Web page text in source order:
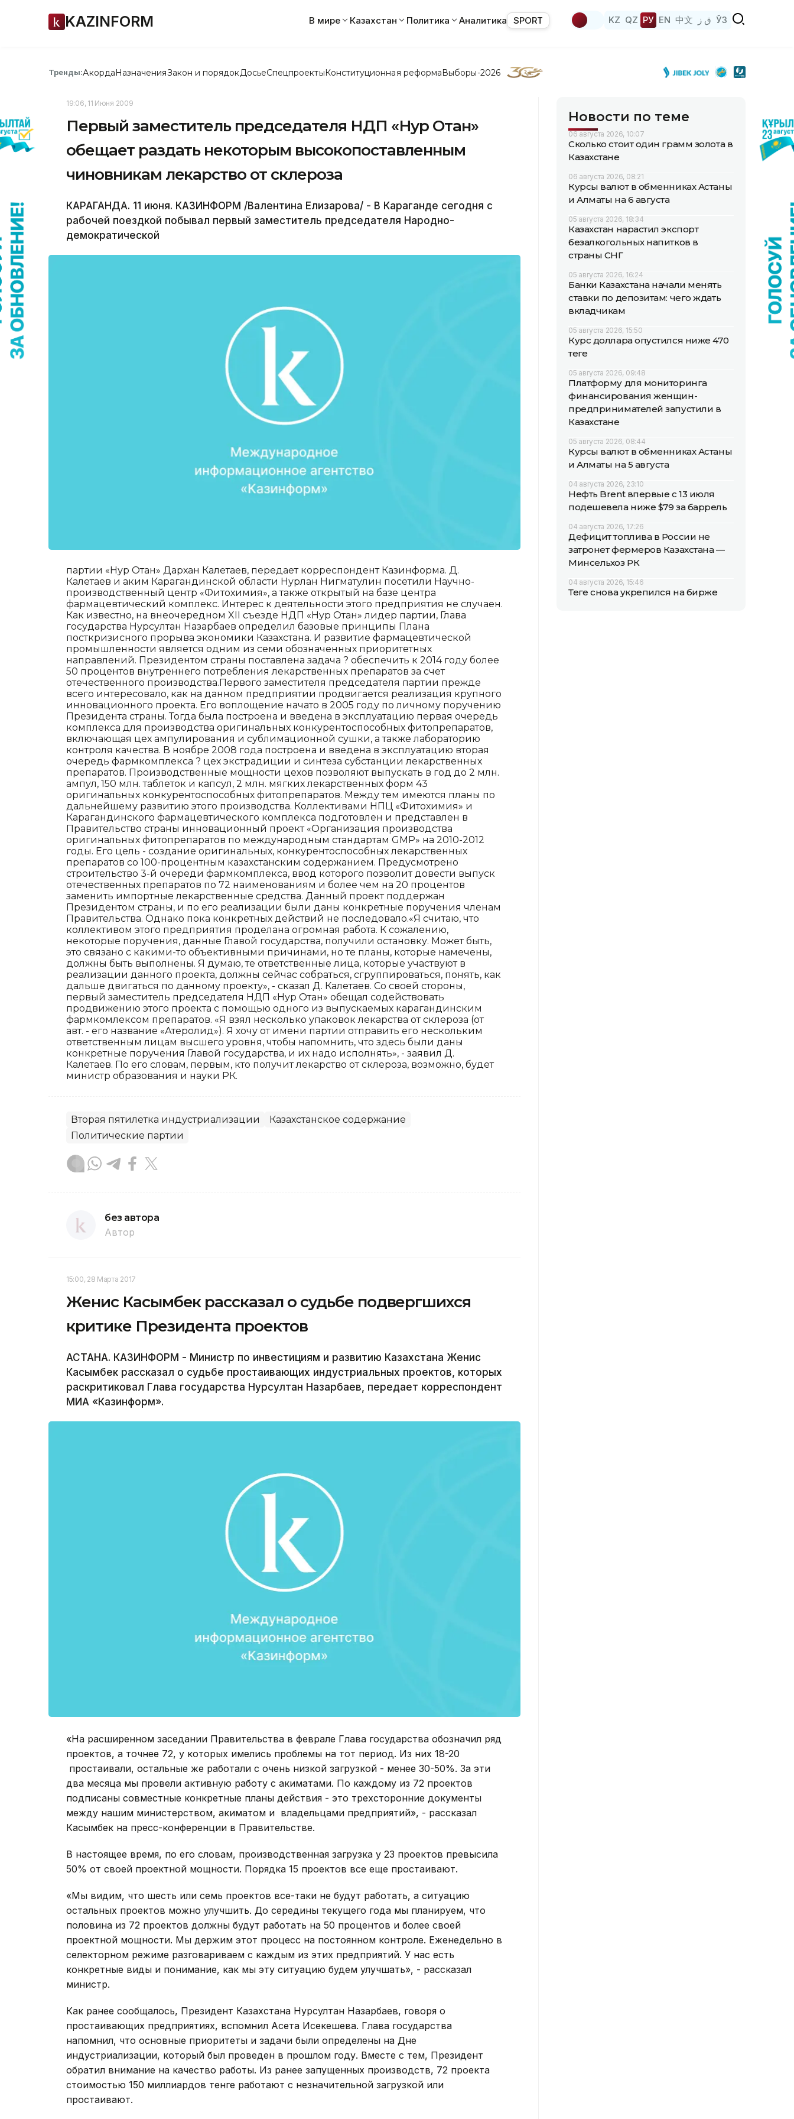
KAZINFORM В мире Казахстан Политика Аналитика SPORT KZ QZ РУ EN 中文 ق ز ЎЗ
Тренды:АкордаНазначенияЗакон и порядок ДосьеСпецпроектыКонституционная реформаВыборы-2026
19:06, 11 Июня 2009
Первый заместитель председателя НДП «Нур Отан»
обещает раздать некоторым высокопоставленным
чиновникам лекарство от склероза
КАРАГАНДА. 11 июня. КАЗИНФОРМ /Валентина Елизарова/ - В Караганде сегодня с
рабочей поездкой побывал первый заместитель председателя Народно-
демократической
партии «Нур Отан» Дархан Калетаев, передает корреспондент Казинформа. Д.
Калетаев и аким Карагандинской области Нурлан Нигматулин посетили Научно-
производственный центр «Фитохимия», а также открытый на базе центра
фармацевтический комплекс. Интерес к деятельности этого предприятия не случаен.
Как известно, на внеочередном XII съезде НДП «Нур Отан» лидер партии, Глава
государства Нурсултан Назарбаев определил базовые принципы Плана
посткризисного прорыва экономики Казахстана. И развитие фармацевтической
промышленности является одним из семи обозначенных приоритетных
направлений. Президентом страны поставлена задача ? обеспечить к 2014 году более
50 процентов внутреннего потребления лекарственных препаратов за счет
отечественного производства.Первого заместителя председателя партии прежде
всего интересовало, как на данном предприятии продвигается реализация крупного
инновационного проекта. Его воплощение начато в 2005 году по личному поручению
Президента страны. Тогда была построена и введена в эксплуатацию первая очередь
комплекса для производства оригинальных конкурентоспособных фитопрепаратов,
включающая цех ампулирования и сублимационной сушки, а также лабораторию
контроля качества. В ноябре 2008 года построена и введена в эксплуатацию вторая
очередь фармкомплекса ? цех экстрадиции и синтеза субстанции лекарственных
препаратов. Производственные мощности цехов позволяют выпускать в год до 2 млн.
ампул, 150 млн. таблеток и капсул, 2 млн. мягких лекарственных форм 43
оригинальных конкурентоспособных фитопрепаратов. Между тем имеются планы по
дальнейшему развитию этого производства. Коллективами НПЦ «Фитохимия» и
Карагандинского фармацевтического комплекса подготовлен и представлен в
Правительство страны инновационный проект «Организация производства
оригинальных фитопрепаратов по международным стандартам GMP» на 2010-2012
годы. Его цель - создание оригинальных, конкурентоспособных лекарственных
препаратов со 100-процентным казахстанским содержанием. Предусмотрено
строительство 3-й очереди фармкомплекса, ввод которого позволит довести выпуск
отечественных препаратов по 72 наименованиям и более чем на 20 процентов
заменить импортные лекарственные средства. Данный проект поддержан
Президентом страны, и по его реализации были даны конкретные поручения членам
Правительства. Однако пока конкретных действий не последовало.«Я считаю, что
коллективом этого предприятия проделана огромная работа. К сожалению,
некоторые поручения, данные Главой государства, получили остановку. Может быть,
это связано с какими-то объективными причинами, но те планы, которые намечены,
должны быть выполнены. Я думаю, те ответственные лица, которые участвуют в
реализации данного проекта, должны сейчас собраться, сгруппироваться, понять, как
дальше двигаться по данному проекту», - сказал Д. Калетаев. Со своей стороны,
первый заместитель председателя НДП «Нур Отан» обещал содействовать
продвижению этого проекта с помощью одного из выпускаемых карагандинским
фармкомлексом препаратов. «Я взял несколько упаковок лекарства от склероза (от
авт. - его название «Атеролид»). Я хочу от имени партии отправить его нескольким
ответственным лицам высшего уровня, чтобы напомнить, что здесь были даны
конкретные поручения Главой государства, и их надо исполнять», - заявил Д.
Калетаев. По его словам, первым, кто получит лекарство от склероза, возможно, будет
министр образования и науки РК.
Вторая пятилетка индустриализации
Казахстанское содержание
Политические партии
без автора
Автор
15:00, 28 Марта 2017
Женис Касымбек рассказал о судьбе подвергшихся
критике Президента проектов
АСТАНА. КАЗИНФОРМ - Министр по инвестициям и развитию Казахстана Женис
Касымбек рассказал о судьбе простаивающих индустриальных проектов, которых
раскритиковал Глава государства Нурсултан Назарбаев, передает корреспондент
МИА «Казинформ».
«На расширенном заседании Правительства в феврале Глава государства обозначил ряд
проектов, а точнее 72, у которых имелись проблемы на тот период. Из них 18-20
простаивали, остальные же работали с очень низкой загрузкой - менее 30-50%. За эти
два месяца мы провели активную работу с акиматами. По каждому из 72 проектов
подписаны совместные конкретные планы действия - это трехсторонние документы
между нашим министерством, акиматом и владельцами предприятий», - рассказал
Касымбек на пресс-конференции в Правительстве.
В настоящее время, по его словам, производственная загрузка у 23 проектов превысила
50% от своей проектной мощности. Порядка 15 проектов все еще простаивают.
«Мы видим, что шесть или семь проектов все-таки не будут работать, а ситуацию
остальных проектов можно улучшить. До середины текущего года мы планируем, что
половина из 72 проектов должны будут работать на 50 процентов и более своей
проектной мощности. Мы держим этот процесс на постоянном контроле. Еженедельно в
селекторном режиме разговариваем с каждым из этих предприятий. У нас есть
конкретные виды и понимание, как мы эту ситуацию будем улучшать», - рассказал
министр.
Как ранее сообщалось, Президент Казахстана Нурсултан Назарбаев, говоря о
простаивающих предприятиях, вспомнил Асета Исекешева. Глава государства
напомнил, что основные приоритеты и задачи были определены на Дне
индустриализации, который был проведен в прошлом году. Вместе с тем, Президент
обратил внимание на качество работы. Из ранее запущенных производств, 72 проекта
стоимостью 150 миллиардов тенге работают с незначительной загрузкой или
простаивают.
Новости по теме
06 августа 2026, 10:07
Сколько стоит один грамм золота в
Казахстане
06 августа 2026, 08:21
Курсы валют в обменниках Астаны
и Алматы на 6 августа
05 августа 2026, 18:34
Казахстан нарастил экспорт
безалкогольных напитков в
страны СНГ
05 августа 2026, 16:24
Банки Казахстана начали менять
ставки по депозитам: чего ждать
вкладчикам
05 августа 2026, 15:50
Курс доллара опустился ниже 470
теңге
05 августа 2026, 09:48
Платформу для мониторинга
финансирования женщин-
предпринимателей запустили в
Казахстане
05 августа 2026, 08:44
Курсы валют в обменниках Астаны
и Алматы на 5 августа
04 августа 2026, 23:10
Нефть Brent впервые с 13 июля
подешевела ниже $79 за баррель
04 августа 2026, 17:26
Дефицит топлива в России не
затронет фермеров Казахстана —
Минсельхоз РК
04 августа 2026, 15:46
Теңге снова укрепился на бирже